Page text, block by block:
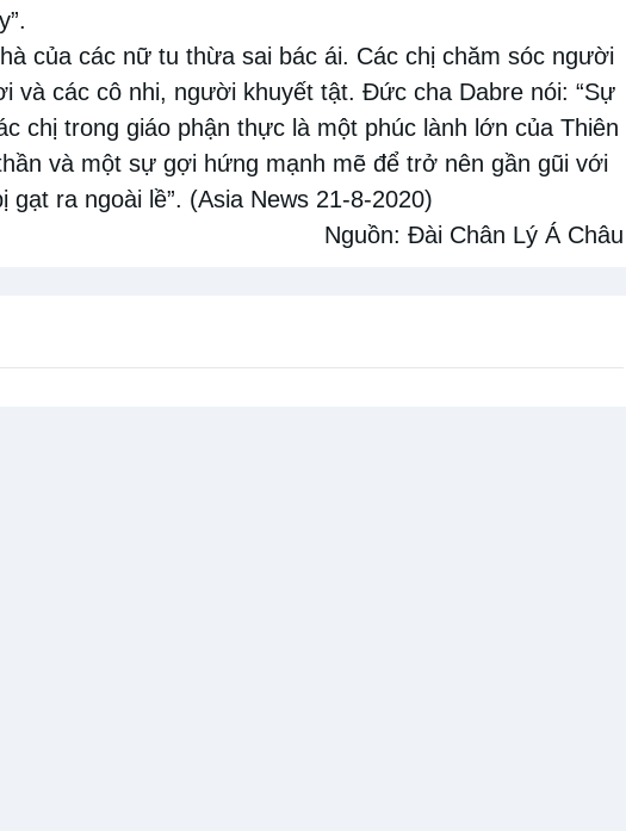
của các nữ tu thừa sai bác ái. Các chị chăm sóc người
và các cô nhi, người khuyết tật. Đức cha Dabre nói: “Sự
chị trong giáo phận thực là một phúc lành lớn của Thiên
và một sự gợi hứng mạnh mẽ để trở nên gần gũi với
ra ngoài lề”. (Asia News 21-8-2020)
Nguồn:Đài Chân Lý Á Châu